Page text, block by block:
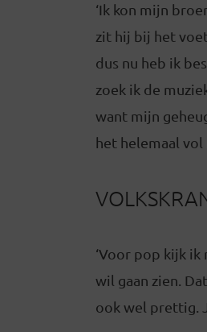
‘Ik kon mijn
zit hij bij het
dus nu heb ik
zoek ik de
want mijn
het helemaal vol
‘Voor pop kijk
wil gaan zien.
ook wel prettig.